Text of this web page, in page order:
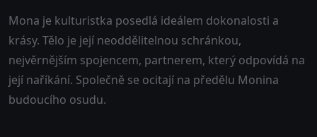
Mona je kulturistka posedlá ideálem dokonalosti a
krásy. Tělo je její neoddělitelnou schránkou,
nejvěrnějším spojencem, partnerem, který odpovídá na
její naříkání. Společně se ocitají na předělu Monina
budoucího osudu.